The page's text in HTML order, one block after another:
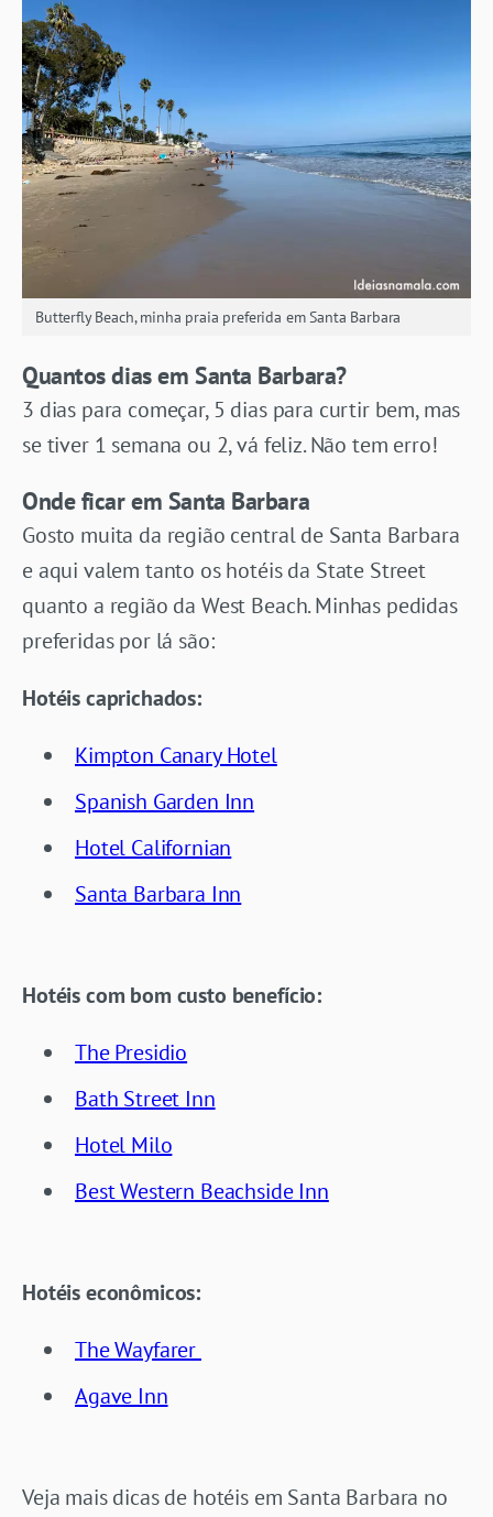
Butterfly Beach, minha praia preferida em Santa Barbara
Quantos dias em Santa Barbara?
3 dias para começar, 5 dias para curtir bem, mas
se tiver 1 semana ou 2, vá feliz. Não tem erro!
Onde ficar em Santa Barbara
Gosto muita da região central de Santa Barbara
e aqui valem tanto os hotéis da State Street
quanto a região da West Beach. Minhas pedidas
preferidas por lá são:
Hotéis caprichados:
Kimpton Canary Hotel
Spanish Garden Inn
Hotel Californian
Santa Barbara Inn
Hotéis com bom custo benefício:
The Presidio
Bath Street Inn
Hotel Milo
Best Western Beachside Inn
Hotéis econômicos:
The Wayfarer
Agave Inn
Veja mais dicas de hotéis em Santa Barbara no